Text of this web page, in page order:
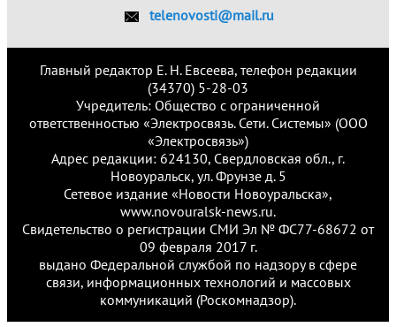
telenovosti@mail.ru
Главный редактор Е. Н. Евсеева, телефон редакции
(34370) 5-28-03
Учредитель: Общество с ограниченной
ответственностью «Электросвязь. Сети. Системы» (ООО
«Электросвязь»)
Адрес редакции: 624130, Свердловская обл., г.
Новоуральск, ул. Фрунзе д. 5
Сетевое издание «Новости Новоуральска»,
www.novouralsk-news.ru.
Свидетельство о регистрации СМИ Эл № ФС77-68672 от
09 февраля 2017 г.
выдано Федеральной службой по надзору в сфере
связи, информационных технологий и массовых
коммуникаций (Роскомнадзор).